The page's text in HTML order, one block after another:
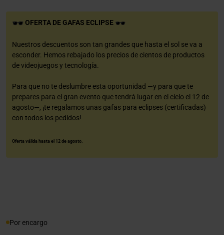
OFERTA DE GAFAS ECLIPSE
Nuestros descuentos son tan grandes que hasta el sol se va a
esconder. Hemos rebajado los precios de cientos de productos
de videojuegos y tecnología.
Para que no te deslumbre esta oportunidad —y para que te
prepares para el gran evento que tendrá lugar en el cielo el 12 de
agosto—, ¡te regalamos unas gafas para eclipses (certificadas)
con todos los pedidos!
Oferta válida hasta el 12 de agosto.
Por encargo